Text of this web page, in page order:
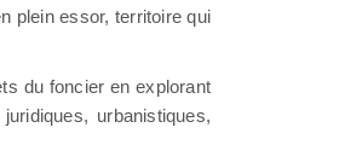
plein essor, territoire qui
du foncier en explorant
urbanistiques,